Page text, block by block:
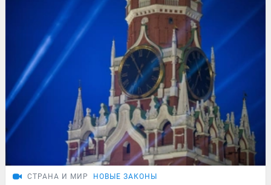
СТРАНА И МИР НОВЫЕ ЗАКОНЫ